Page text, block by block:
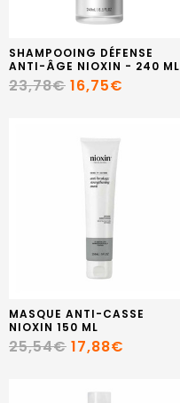
SHAMPOOING DÉFENSE
ANTI-ÂGE NIOXIN - 240 ML
23,78€ 16,75€
MASQUE ANTI-CASSE
NIOXIN 150 ML
25,54€ 17,88€